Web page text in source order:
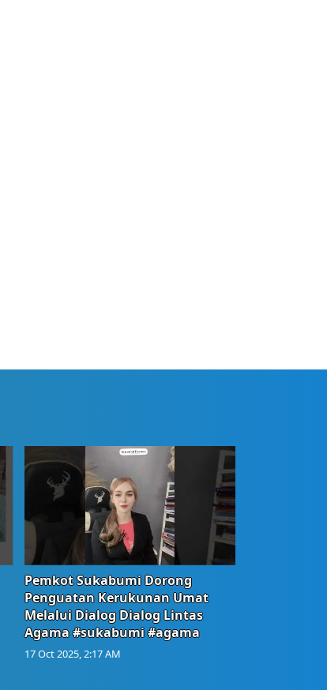
Pemkot Sukabumi Dorong
Penguatan Kerukunan Umat
Melalui Dialog Dialog Lintas
Agama #sukabumi #agama
17 Oct 2025, 2:17 AM